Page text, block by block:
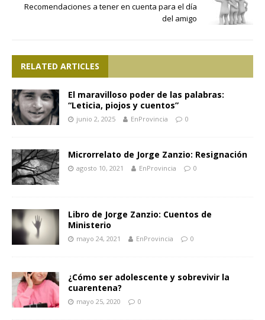
Recomendaciones a tener en cuenta para el día
del amigo
RELATED ARTICLES
El maravilloso poder de las palabras:
“Leticia, piojos y cuentos”
junio 2, 2025 EnProvincia 0
Microrrelato de Jorge Zanzio: Resignación
agosto 10, 2021 EnProvincia 0
Libro de Jorge Zanzio: Cuentos de
Ministerio
mayo 24, 2021 EnProvincia 0
¿Cómo ser adolescente y sobrevivir la
cuarentena?
mayo 25, 2020 0